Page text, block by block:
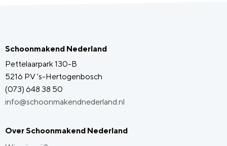
Schoonmakend Nederland
Pettelaarpark 130-B
5216 PV 's-Hertogenbosch
(073) 648 38 50
info@schoonmakendnederland.nl
Over Schoonmakend Nederland